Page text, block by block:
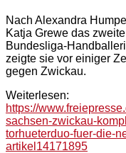
Nach Alexandra
Katja Grewe das
Bundesliga-
zeigte sie vor einiger
gegen Zwickau.
Weiterlesen:
https://
sachsen-zwickau-
torhueterduo-fuer-die-
artikel14171895